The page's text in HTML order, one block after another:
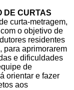
DE CURTAS
curta-metragem,
o objetivo de
residentes
para aprimorarem
e dificuldades
de
orientar e fazer
aos